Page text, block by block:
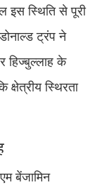
इस स्थिति से पूरी
ट्रंप ने
हिज्बुल्लाह के
स्थिरता
बेंजामिन